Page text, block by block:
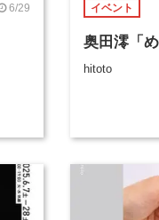
6/29 イベント
奥田澪「
hitoto